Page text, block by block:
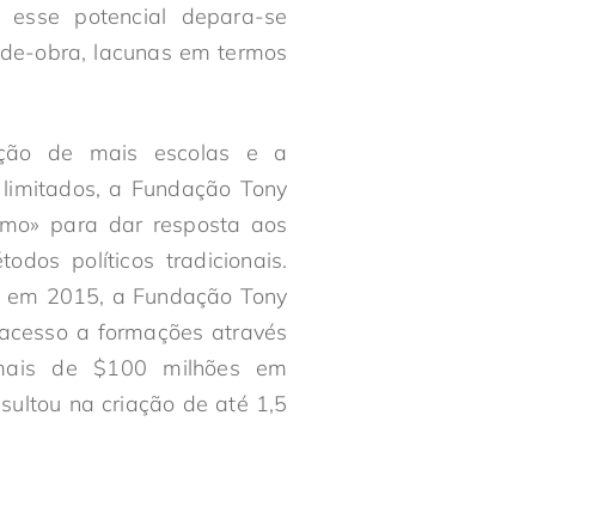
potencial depara-se
obra, lacunas em termos
de mais escolas e a
a Fundação Tony
para dar resposta aos
políticos tradicionais.
2015, a Fundação Tony
a formações através
de $100 milhões em
na criação de até 1,5